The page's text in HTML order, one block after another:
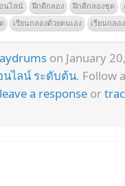
นไลน์ ฝึกตีกลอง ฝึกตีกลองชุด
เรียนกลองด้วยตนเอง เรียนกลอ
on January
นไลน์ ระดับต้น. Follow
leave a response or